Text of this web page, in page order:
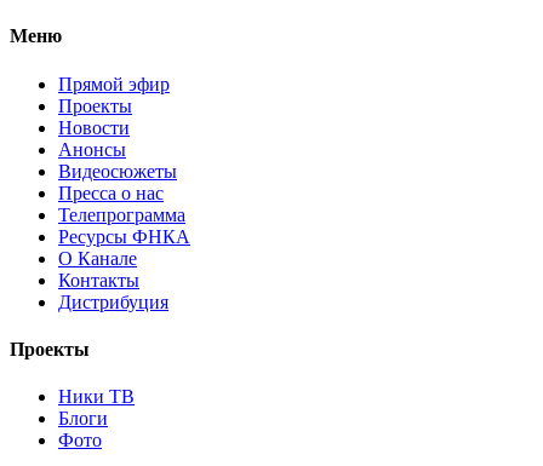
Меню
Прямой эфир
Проекты
Новости
Анонсы
Видеосюжеты
Пресса о нас
Телепрограмма
Ресурсы ФНКА
О Канале
Контакты
Дистрибуция
Проекты
Ники ТВ
Блоги
Фото